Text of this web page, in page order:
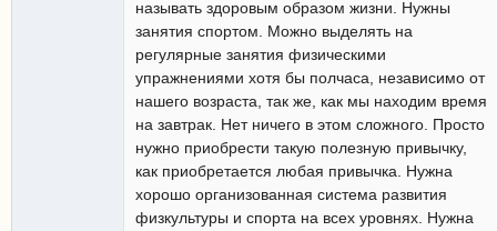
называть здоровым образом жизни. Нужны
занятия спортом. Можно выделять на
регулярные занятия физическими
упражнениями хотя бы полчаса, независимо от
нашего возраста, так же, как мы находим время
на завтрак. Нет ничего в этом сложного. Просто
нужно приобрести такую полезную привычку,
как приобретается любая привычка. Нужна
хорошо организованная система развития
физкультуры и спорта на всех уровнях. Нужна